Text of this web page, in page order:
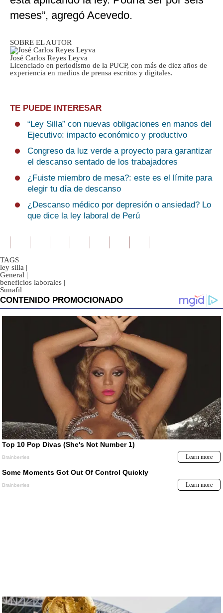
meses”, agregó Acevedo.
SOBRE EL AUTOR
José Carlos Reyes Leyva
Licenciado en periodismo de la PUCP, con más de diez años de
experiencia en medios de prensa escritos y digitales.
TE PUEDE INTERESAR
“Ley Silla” con nuevas obligaciones en manos del
Ejecutivo: impacto económico y productivo
Congreso da luz verde a proyecto para garantizar
el descanso sentado de los trabajadores
¿Fuiste miembro de mesa?: este es el límite para
elegir tu día de descanso
¿Descanso médico por depresión o ansiedad? Lo
que dice la ley laboral de Perú
TAGS
ley silla |
General |
beneficios laborales |
Sunafil